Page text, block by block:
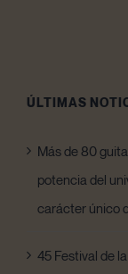
ÚLTIMAS
Más de 80
potencia del
carácter único
45 Festival de